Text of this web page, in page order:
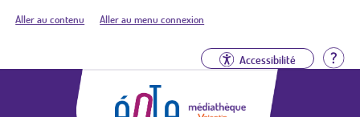
Aller au contenu Aller au menu connexion
Accessibilité